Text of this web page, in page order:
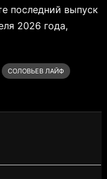
последний выпуск
2026 года,
СОЛОВЬЕВ ЛАЙФ